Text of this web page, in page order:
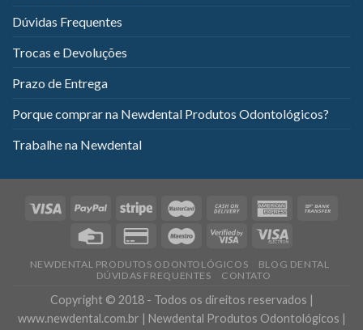
Dúvidas Frequentes
Trocas e Devoluções
Prazo de Entrega
Porque comprar na Newdental Produtos Odontológicos?
Trabalhe na Newdental
NEWDENTAL PRODUTOS ODONTOLÓGICOS
BLOG DENTAL
DÚVIDAS FREQUENTES
CONTATO
Copyright © 2018 - Todos os direitos reservados |
www.newdental.com.br | Newdental Produtos Odontológicos |